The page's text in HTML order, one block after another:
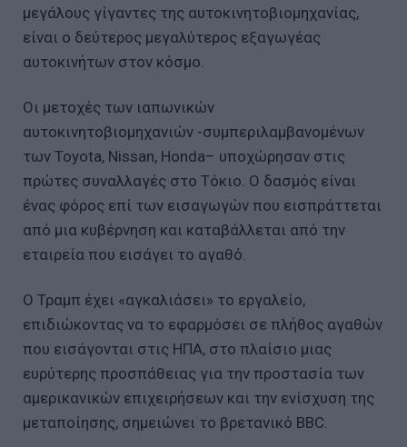
μεγάλους γίγαντες της αυτοκινητοβιομηχανίας,
είναι ο δεύτερος μεγαλύτερος εξαγωγέας
αυτοκινήτων στον κόσμο.
Οι μετοχές των ιαπωνικών
αυτοκινητοβιομηχανιών -συμπεριλαμβανομένων
των Toyota, Nissan, Honda– υποχώρησαν στις
πρώτες συναλλαγές στο Τόκιο. Ο δασμός είναι
ένας φόρος επί των εισαγωγών που εισπράττεται
από μια κυβέρνηση και καταβάλλεται από την
εταιρεία που εισάγει το αγαθό.
Ο Τραμπ έχει «αγκαλιάσει» το εργαλείο,
επιδιώκοντας να το εφαρμόσει σε πλήθος αγαθών
που εισάγονται στις ΗΠΑ, στο πλαίσιο μιας
ευρύτερης προσπάθειας για την προστασία των
αμερικανικών επιχειρήσεων και την ενίσχυση της
μεταποίησης, σημειώνει το βρετανικό BBC.